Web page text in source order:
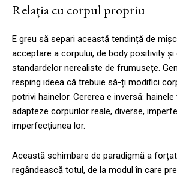
Relația cu corpul propriu
E greu să separi această tendință de
acceptare a corpului, de body positivity
standardelor nerealiste de frumusețe.
resping ideea că trebuie să-ți modifici
potrivi hainelor. Cererea e inversă:
adapteze corpurilor reale, diverse,
imperfecțiunea lor.
Această schimbare de paradigmă a
regândească totul, de la modul în care